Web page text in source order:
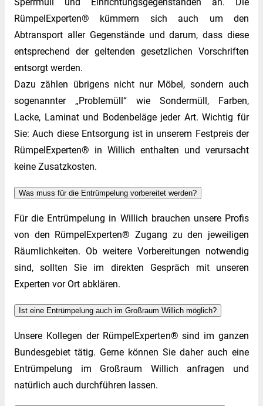
RümpelExperten® kümmern sich auch um den
Abtransport aller Gegenstände und darum, dass diese
entsprechend der geltenden gesetzlichen Vorschriften
entsorgt werden.
Dazu zählen übrigens nicht nur Möbel, sondern auch
sogenannter „Problemüll“ wie Sondermüll, Farben,
Lacke, Laminat und Bodenbeläge jeder Art. Wichtig für
Sie: Auch diese Entsorgung ist in unserem Festpreis der
RümpelExperten® in Willich enthalten und verursacht
keine Zusatzkosten.
Was muss für die Entrümpelung vorbereitet werden?
Für die Entrümpelung in Willich brauchen unsere Profis
von den RümpelExperten® Zugang zu den jeweiligen
Räumlichkeiten. Ob weitere Vorbereitungen notwendig
sind, sollten Sie im direkten Gespräch mit unseren
Experten vor Ort abklären.
Ist eine Entrümpelung auch im Großraum Willich möglich?
Unsere Kollegen der RümpelExperten® sind im ganzen
Bundesgebiet tätig. Gerne können Sie daher auch eine
Entrümpelung im Großraum Willich anfragen und
natürlich auch durchführen lassen.